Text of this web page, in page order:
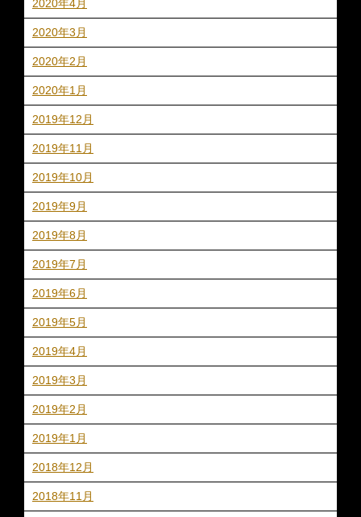
2020年4月
2020年3月
2020年2月
2020年1月
2019年12月
2019年11月
2019年10月
2019年9月
2019年8月
2019年7月
2019年6月
2019年5月
2019年4月
2019年3月
2019年2月
2019年1月
2018年12月
2018年11月